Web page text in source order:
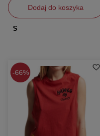
Dodaj do koszyka
S
66%